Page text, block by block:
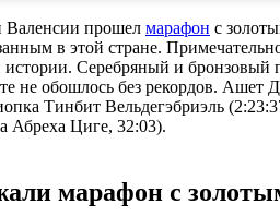
Валенсии прошел марафон с
в этой стране.
истории. Серебряный и
не обошлось без рекордов. Ашет
Тинбит Вельдегэбриэль
Абреха Циге, 32:03).
марафон с